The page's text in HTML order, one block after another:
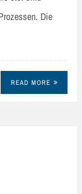
Die
READ MORE